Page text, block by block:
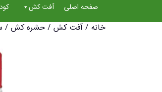
صفحه اصلی آفت کش کود
خانه / آفت کش / حشره کش /